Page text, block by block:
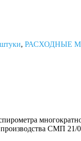
, РАСХОДНЫЕ
СМП 21/